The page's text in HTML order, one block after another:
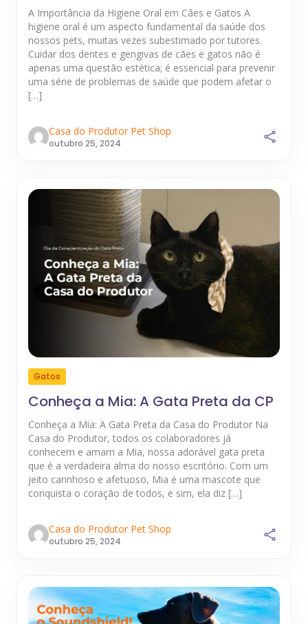
A Importância da Higiene Oral em Cães e Gatos A
higiene oral é um aspecto fundamental da saúde dos
nossos pets, muitas vezes subestimado por tutores.
Cuidar dos dentes e gengivas de cães e gatos não é
apenas uma questão estética; é essencial para prevenir
uma série de problemas de saúde que podem afetar o
[…]
Casa do Produtor Pet Shop
outubro 25, 2024
Gatos
Conheça a Mia: A Gata Preta da CP
Conheça a Mia: A Gata Preta da Casa do Produtor Na
Casa do Produtor, todos os colaboradores já
conhecem e amam a Mia, nossa adorável gata preta
que é a verdadeira alma do nosso escritório. Com um
jeito carinhoso e afetuoso, Mia é uma mascote que
conquista o coração de todos, e sim, ela diz […]
Casa do Produtor Pet Shop
outubro 25, 2024